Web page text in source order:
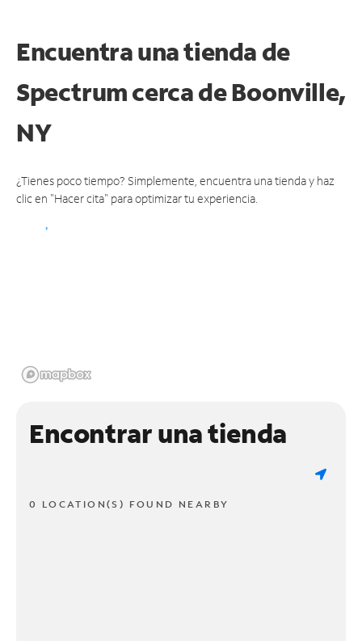
Encuentra una tienda de
Spectrumcerca de Boonville,
NY
¿Tienes poco tiempo? Simplemente, encuentra una tienda y haz
clic en "Hacer cita" para optimizar tu experiencia.
Encontrar una tienda
0 LOCATION(S) FOUND NEARBY